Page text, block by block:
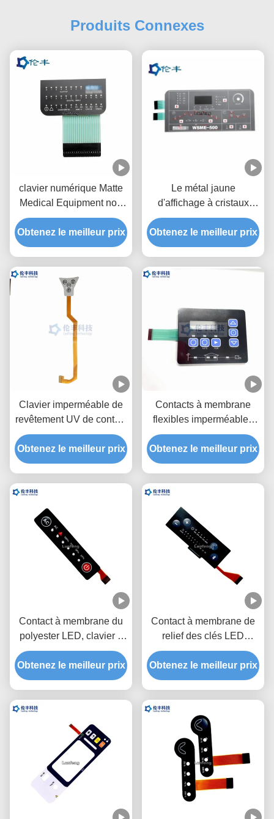
Produits Connexes
clavier numérique Matte
Medical Equipment non
tactile de membrane de
3M467 LED
Obtenez le meilleur prix
Le métal jaune
d'affichage à cristaux
liquides de clavier
numérique de membrane
de LED couvre d'un dôme
Obtenez le meilleur prix
Clavier imperméable de
revêtement UV de contact
du vert LED de contact à
membrane de Fpc de
circuit
Obtenez le meilleur prix
Contacts à membrane
flexibles imperméables
tactiles de PVC LED
3M468 de PC de clavier
numérique de membrane
Obtenez le meilleur prix
Contact à membrane du
polyester LED, clavier à
membrane fait sur
commande de circuit
flexible
Obtenez le meilleur prix
Contact à membrane de
relief des clés LED
d'ANIMAL FAMILIER,
clavier numérique fait sur
commande de membrane
Obtenez le meilleur prix